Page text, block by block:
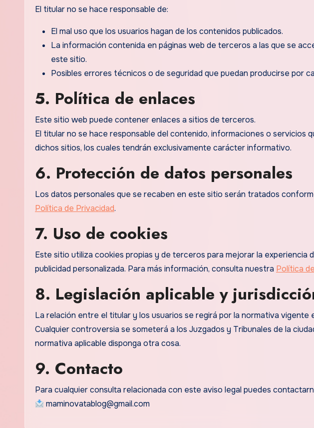
El titular no se hace responsable de:
El mal uso que los usuarios hagan de los contenidos publicados.
La información contenida en páginas web de terceros a las que se
este sitio.
Posibles errores técnicos o de seguridad que puedan producirse por
5. Política de enlaces
Este sitio web puede contener enlaces a sitios de terceros.
El titular no se hace responsable del contenido, informaciones o servicios
dichos sitios, los cuales tendrán exclusivamente carácter informativo.
6. Protección de datos personales
Los datos personales que se recaben en este sitio serán tratados
Política de Privacidad.
7. Uso de cookies
Este sitio utiliza cookies propias y de terceros para mejorar la experiencia
publicidad personalizada. Para más información, consulta nuestra Política
8. Legislación aplicable y
La relación entre el titular y los usuarios se regirá por la normativa vigente
Cualquier controversia se someterá a los Juzgados y Tribunales de la
normativa aplicable disponga otra cosa.
9. Contacto
Para cualquier consulta relacionada con este aviso legal puedes
maminovatablog@gmail.com